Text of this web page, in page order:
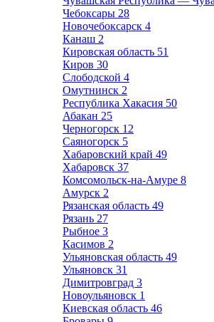
Чебоксары 28
Новочебоксарск 4
Канаш 2
Кировская область 51
Киров 30
Слободской 4
Омутнинск 2
Республика Хакасия 50
Абакан 25
Черногорск 12
Саяногорск 5
Хабаровский край 49
Хабаровск 37
Комсомольск-на-Амуре 8
Амурск 2
Рязанская область 49
Рязань 27
Рыбное 3
Касимов 2
Ульяновская область 49
Ульяновск 31
Димитровград 3
Новоульяновск 1
Киевская область 46